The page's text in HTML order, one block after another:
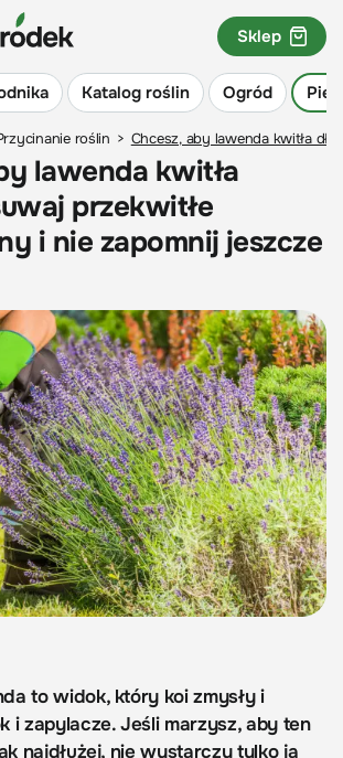
Katalog roślin Ogród
Sklep
roślin > Chcesz, aby lawenda kwitła
lawenda kwitła
przekwitłe
i nie zapomnij jeszcze
to widok, który koi zmysły i
i zapylacze. Jeśli marzysz, aby ten
najdłużej, nie wystarczy tylko ją